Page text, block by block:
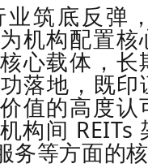
筑底反弹
机构配置
心载体，
落地，既
值的高度
构间 REITs
务等方面的